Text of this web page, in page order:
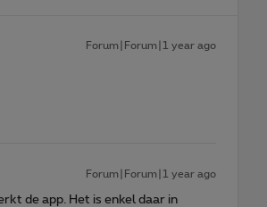
Forum|Forum|1 year ago
Forum|Forum|1 year ago
de app. Het is enkel daar in